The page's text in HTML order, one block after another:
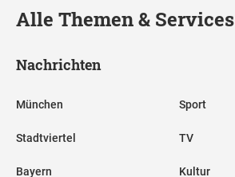
Alle Themen & Services
Nachrichten
München
Stadtviertel
Bayern
Sport
TV
Kultur